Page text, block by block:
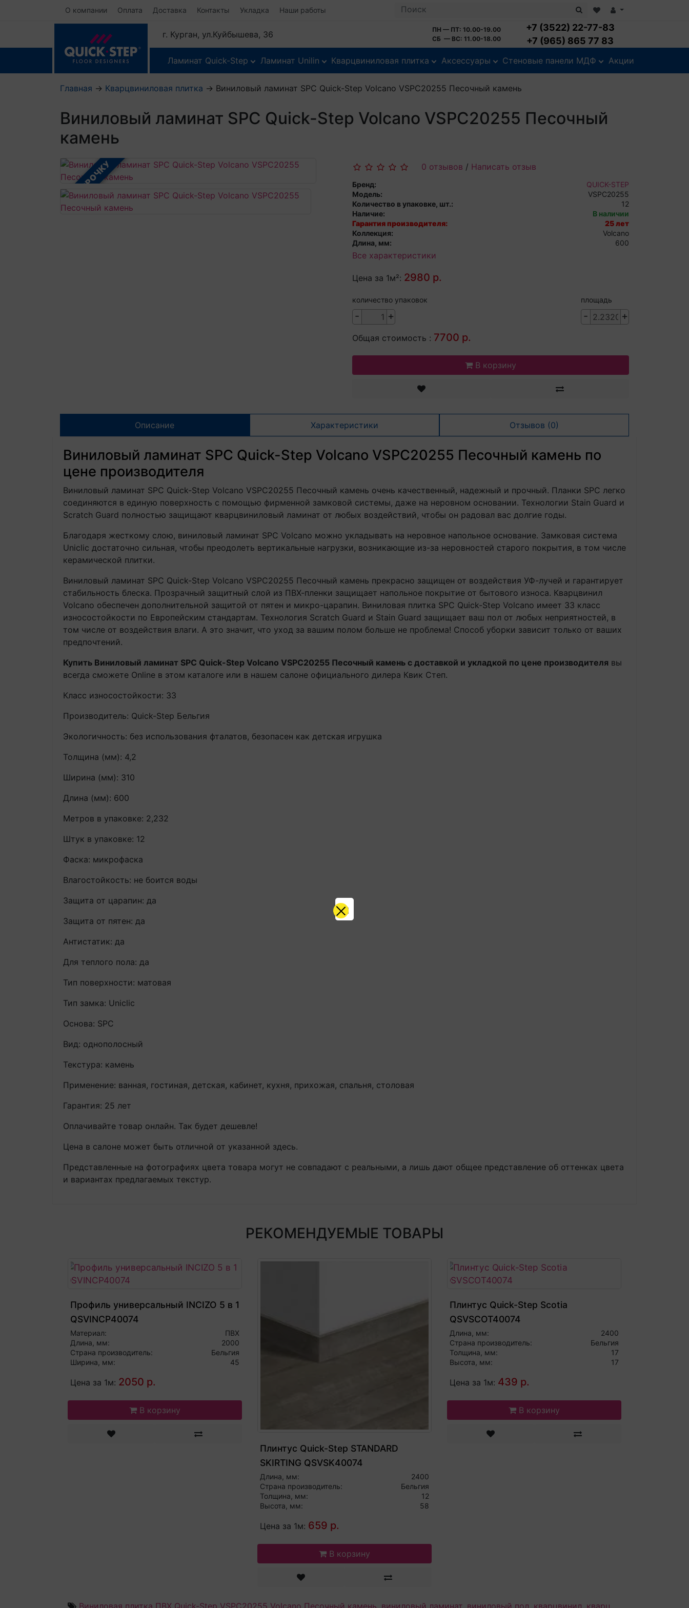
О компании Оплата Доставка Контакты Укладка Наши работы
г. Курган, ул.Куйбышева, 36
ПН — ПТ: 10.00-19.00
СБ — ВС: 11.00-18.00
+7 (3522) 22-77-83
+7 (965) 865 77 83
Ламинат Quick-Step Ламинат Unilin Кварцвиниловая плитка Аксессуары Стеновые панели МДФ Акции
Главная → Кварцвиниловая плитка → Виниловый ламинат SPC Quick-Step Volcano VSPC20255 Песочный камень
Виниловый ламинат SPC Quick-Step Volcano VSPC20255 Песочный
камень
В РАССРОЧКУ 0 отзывов / Написать отзыв
Бренд:
QUICK-STEP
Модель:
VSPC20255
Количество в упаковке, шт.:
12
Наличие:
В наличии
Гарантия производителя:
25 лет
Коллекция:
Volcano
Длина, мм:
600
Все характеристики
Цена за 1м²: 2980 р.
количество упаковок
- +
площадь
- +
Общая стоимость : 7700 р.
В корзину
Описание Характеристики Отзывов (0)
Виниловый ламинат SPC Quick-Step Volcano VSPC20255 Песочный камень по
цене производителя
Виниловый ламинат SPC Quick-Step Volcano VSPC20255 Песочный камень очень качественный, надежный и прочный. Планки SPC легко
соединяются в единую поверхность с помощью фирменной замковой системы, даже на неровном основании. Технологии Stain Guard и
Scratch Guard полностью защищают кварцвиниловый ламинат от любых воздействий, чтобы он радовал вас долгие годы.
Благодаря жесткому слою, виниловый ламинат SPC Volcano можно укладывать на неровное напольное основание. Замковая система
Uniclic достаточно сильная, чтобы преодолеть вертикальные нагрузки, возникающие из-за неровностей старого покрытия, в том числе
керамической плитки.
Виниловый ламинат SPC Quick-Step Volcano VSPC20255 Песочный камень прекрасно защищен от воздействия УФ-лучей и гарантирует
стабильность блеска. Прозрачный защитный слой из ПВХ-пленки защищает напольное покрытие от бытового износа. Кварцвинил
Volcano обеспечен дополнительной защитой от пятен и микро-царапин. Виниловая плитка SPC Quick-Step Volcano имеет 33 класс
износостойкости по Европейским стандартам. Технология Scratch Guard и Stain Guard защищает ваш пол от любых неприятностей, в
том числе от воздействия влаги. А это значит, что уход за вашим полом больше не проблема! Способ уборки зависит только от ваших
предпочтений.
Купить Виниловый ламинат SPC Quick-Step Volcano VSPC20255 Песочный камень с доставкой и укладкой по цене производителя вы
всегда сможете Online в этом каталоге или в нашем салоне официального дилера Квик Степ.
Класс износостойкости: 33
Производитель: Quick-Step Бельгия
Экологичность: без использования фталатов, безопасен как детская игрушка
Толщина (мм): 4,2
Ширина (мм): 310
Длина (мм): 600
Метров в упаковке: 2,232
Штук в упаковке: 12
Фаска: микрофаска
Влагостойкость: не боится воды
Защита от царапин: да
Защита от пятен: да
Антистатик: да
Для теплого пола: да
Тип поверхности: матовая
Тип замка: Uniclic
Основа: SPC
Вид: однополосный
Текстура: камень
Применение: ванная, гостиная, детская, кабинет, кухня, прихожая, спальня, столовая
Гарантия: 25 лет
Оплачивайте товар онлайн. Так будет дешевле!
Цена в салоне может быть отличной от указанной здесь.
Представленные на фотографиях цвета товара могут не совпадают с реальными, а лишь дают общее представление об оттенках цвета
и вариантах предлагаемых текстур.
РЕКОМЕНДУЕМЫЕ ТОВАРЫ
Профиль универсальный INCIZO 5 в 1
QSVINCP40074
Материал:
ПВХ
Длина, мм:
2000
Страна производитель:
Бельгия
Ширина, мм:
45
Цена за 1м: 2050 р.
В корзину
Плинтус Quick-Step STANDARD
SKIRTING QSVSK40074
Длина, мм:
2400
Страна производитель:
Бельгия
Толщина, мм:
12
Высота, мм:
58
Цена за 1м: 659 р.
В корзину
Плинтус Quick-Step Scotia
QSVSCOT40074
Длина, мм:
2400
Страна производитель:
Бельгия
Толщина, мм:
17
Высота, мм:
17
Цена за 1м: 439 р.
В корзину
Виниловая плитка ПВХ Quick-Step VSPC20255 Volcano Песочный камень виниловый ламинат виниловый пол кварцвинил кварц